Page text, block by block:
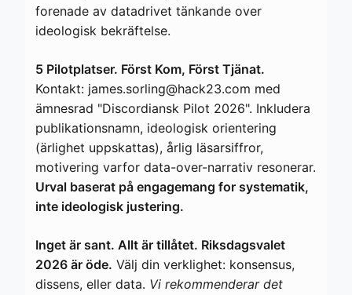
forenade av datadrivet tänkande over
ideologisk bekräftelse.
5 Pilotplatser. Först Kom, Först Tjänat.
Kontakt: james.sorling@hack23.com med
ämnesrad "Discordiansk Pilot 2026". Inkludera
publikationsnamn, ideologisk orientering
(ärlighet uppskattas), årlig läsarsiffror,
motivering varfor data-over-narrativ resonerar.
Urval baserat på engagemang for systematik,
inte ideologisk justering.
Inget är sant. Allt är tillåtet. Riksdagsvalet
2026 är öde. Välj din verklighet: konsensus,
dissens, eller data. Vi rekommenderar det